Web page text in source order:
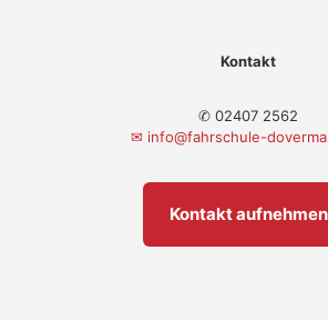
Kontakt
✆ 02407 2562
✉ info@fahrschule-
Kontakt aufnehmen